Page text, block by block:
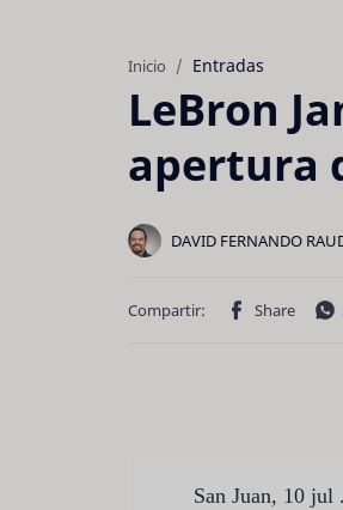
Inicio Entradas
LeBron
apertura
San Juan, 10